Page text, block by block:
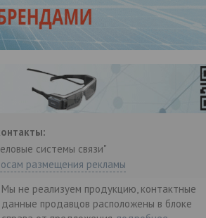
системы связи"
размещения рекламы
Мы не реализуем продукцию, контактные
данные продавцов расположены в блоке